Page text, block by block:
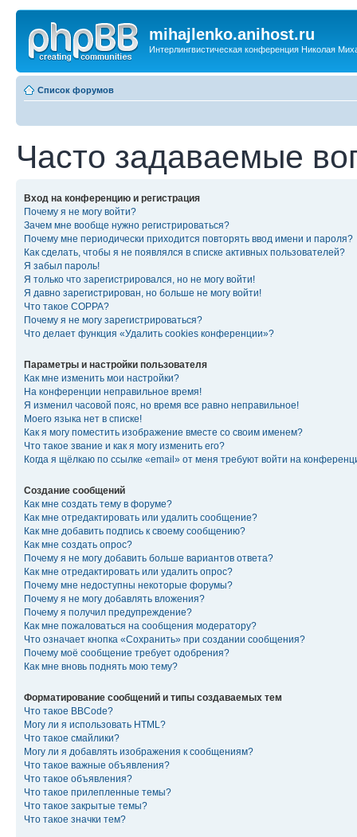
mihajlenko.anihost.ru
Интерлингвистическая конференция Николая
Список форумов
Часто задаваемые
Вход на конференцию и регистрация
Почему я не могу войти?
Зачем мне вообще нужно регистрироваться?
Почему мне периодически приходится повторять ввод имени и пароля?
Как сделать, чтобы я не появлялся в списке активных пользователей?
Я забыл пароль!
Я только что зарегистрировался, но не могу войти!
Я давно зарегистрирован, но больше не могу войти!
Что такое COPPA?
Почему я не могу зарегистрироваться?
Что делает функция «Удалить cookies конференции»?
Параметры и настройки пользователя
Как мне изменить мои настройки?
На конференции неправильное время!
Я изменил часовой пояс, но время все равно неправильное!
Моего языка нет в списке!
Как я могу поместить изображение вместе со своим именем?
Что такое звание и как я могу изменить его?
Когда я щёлкаю по ссылке «email» от меня требуют войти на
Создание сообщений
Как мне создать тему в форуме?
Как мне отредактировать или удалить сообщение?
Как мне добавить подпись к своему сообщению?
Как мне создать опрос?
Почему я не могу добавить больше вариантов ответа?
Как мне отредактировать или удалить опрос?
Почему мне недоступны некоторые форумы?
Почему я не могу добавлять вложения?
Почему я получил предупреждение?
Как мне пожаловаться на сообщения модератору?
Что означает кнопка «Сохранить» при создании сообщения?
Почему моё сообщение требует одобрения?
Как мне вновь поднять мою тему?
Форматирование сообщений и типы создаваемых тем
Что такое BBCode?
Могу ли я использовать HTML?
Что такое смайлики?
Могу ли я добавлять изображения к сообщениям?
Что такое важные объявления?
Что такое объявления?
Что такое прилепленные темы?
Что такое закрытые темы?
Что такое значки тем?